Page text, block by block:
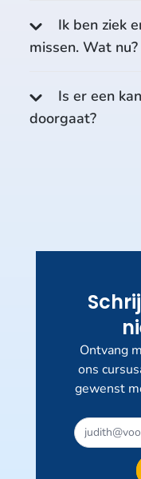
Ik ben ziek
missen. Wat nu?
Is er een
doorgaat?
Ontvang
ons
gewenst